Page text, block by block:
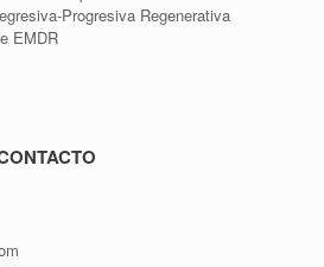
Progresiva Regenerativa
EMDR